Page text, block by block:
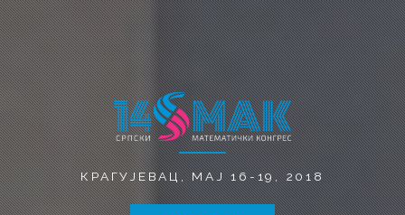
КРАГУЈЕВАЦ, MAЈ 16-19, 2018